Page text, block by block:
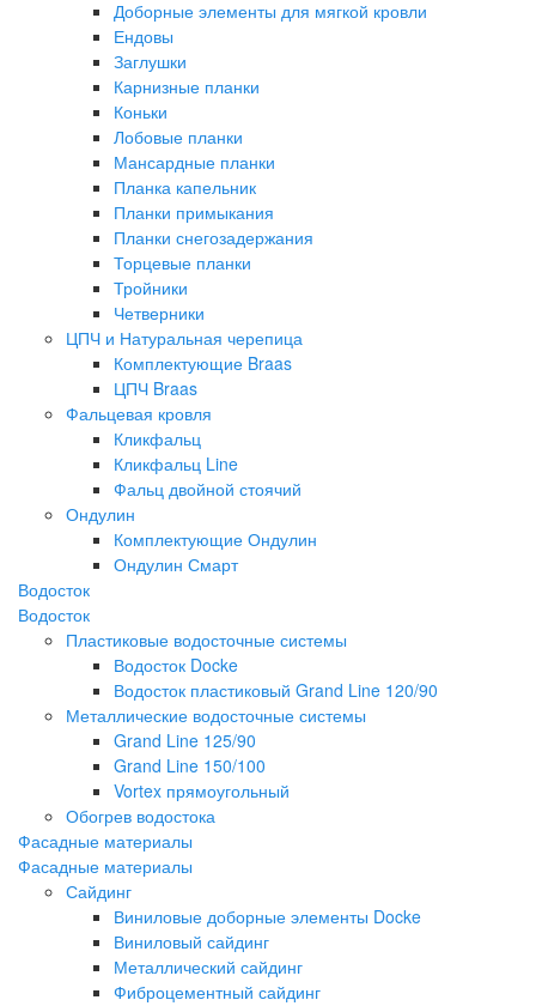
Доборные элементы для мягкой кровли
Ендовы
Заглушки
Карнизные планки
Коньки
Лобовые планки
Мансардные планки
Планка капельник
Планки примыкания
Планки снегозадержания
Торцевые планки
Тройники
Четверники
ЦПЧ и Натуральная черепица
Комплектующие Braas
ЦПЧ Braas
Фальцевая кровля
Кликфальц
Кликфальц Line
Фальц двойной стоячий
Ондулин
Комплектующие Ондулин
Ондулин Смарт
Водосток
Водосток
Пластиковые водосточные системы
Водосток Docke
Водосток пластиковый Grand Line 120/90
Металлические водосточные системы
Grand Line 125/90
Grand Line 150/100
Vortex прямоугольный
Обогрев водостока
Фасадные материалы
Фасадные материалы
Сайдинг
Виниловые доборные элементы Docke
Виниловый сайдинг
Металлический сайдинг
Фиброцементный сайдинг